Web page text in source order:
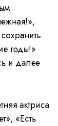
годы!»
и далее
актриса
«Есть